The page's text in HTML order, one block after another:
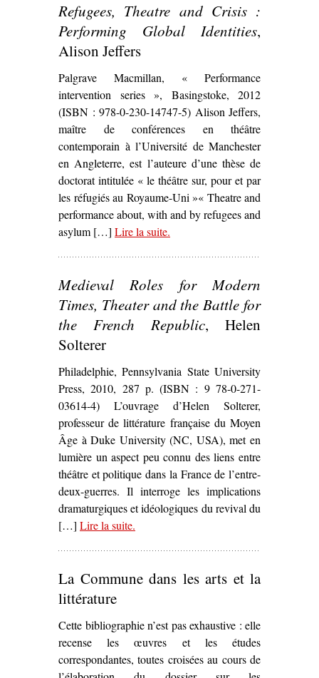
Refugees, Theatre and Crisis :
Performing Global Identities,
Alison Jeffers
Palgrave Macmillan, « Performance
intervention series », Basingstoke, 2012
(ISBN : 978-0-230-14747-5) Alison Jeffers,
maître de conférences en théâtre
contemporain à l’Université de Manchester
en Angleterre, est l’auteure d’une thèse de
doctorat intitulée « le théâtre sur, pour et par
les réfugiés au Royaume-Uni »« Theatre and
performance about, with and by refugees and
asylum […] Lire la suite– ‘
.
Medieval Roles for Modern
Times, Theater and the Battle for
the French Republic, Helen
Solterer
Philadelphie, Pennsylvania State University
Press, 2010, 287 p. (ISBN : 9 78-0-271-
03614-4) L’ouvrage d’Helen Solterer,
professeur de littérature française du Moyen
Âge à Duke University (NC, USA), met en
lumière un aspect peu connu des liens entre
théâtre et politique dans la France de l’entre-
deux-guerres. Il interroge les implications
dramaturgiques et idéologiques du revival du
[…] Lire la suite– ‘
.
La Commune dans les arts et la
littérature
Cette bibliographie n’est pas exhaustive : elle
recense les œuvres et les études
correspondantes, toutes croisées au cours de